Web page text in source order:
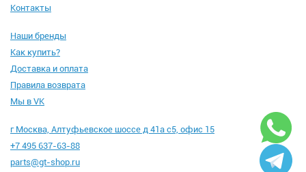
Контакты
Наши бренды
Как купить?
Доставка и оплата
Правила возврата
Мы в VK
г Москва, Алтуфьевское шоссе д 41а с5, офис 15
+7 495 637-63-88
parts@gt-shop.ru